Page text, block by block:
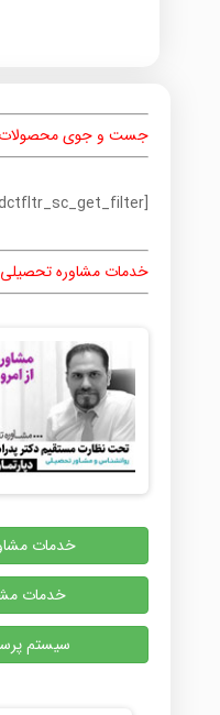
جست و جوی محصولات
[prdctfltr_sc_get_filter]
خدمات مشاوره تحصیلی
خدمات
خدمات
سیستم